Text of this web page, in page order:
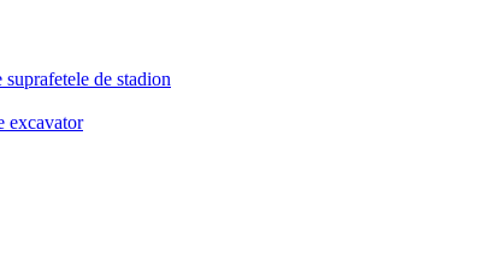
de stadion
excavator